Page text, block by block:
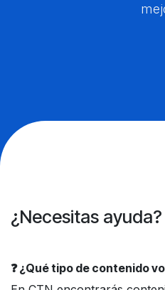
¿Necesitas ayuda?
❓ ¿Qué tipo de contenido